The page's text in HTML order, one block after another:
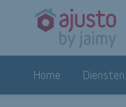
Home Diensten